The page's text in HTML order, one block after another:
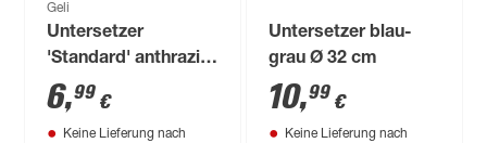
Geli
Untersetzer
'Standard' anthrazit
Ø 40 cm
6,99 €
Keine Lieferung nach
Untersetzer blau-
grau Ø 32 cm
10,99 €
Keine Lieferung nach